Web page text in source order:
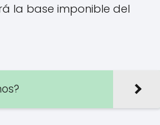
la base imponible del